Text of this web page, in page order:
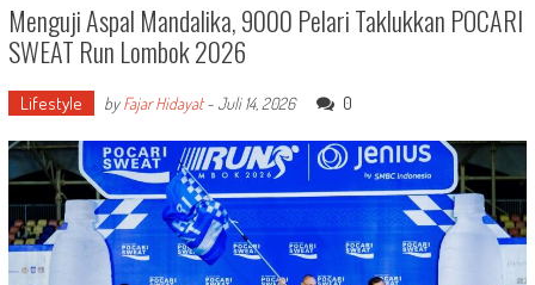
Menguji Aspal Mandalika, 9000 Pelari Taklukkan POCARI
SWEAT Run Lombok 2026
Lifestyle byFajar Hidayat-Juli 14, 2026 0